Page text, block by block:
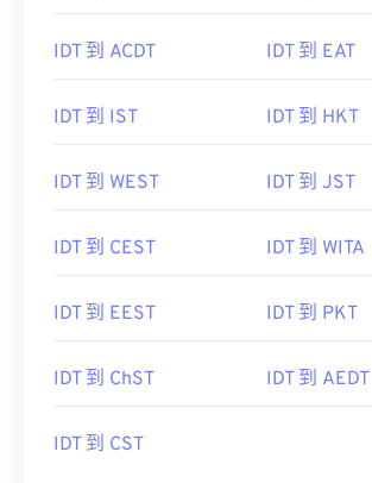
IDT 到 ACDT IDT 到 EAT
IDT 到 IST IDT 到 HKT
IDT 到 WEST IDT 到 JST
IDT 到 CEST IDT 到 WITA
IDT 到 EEST IDT 到 PKT
IDT 到 ChST IDT 到 AEDT
IDT 到 CST